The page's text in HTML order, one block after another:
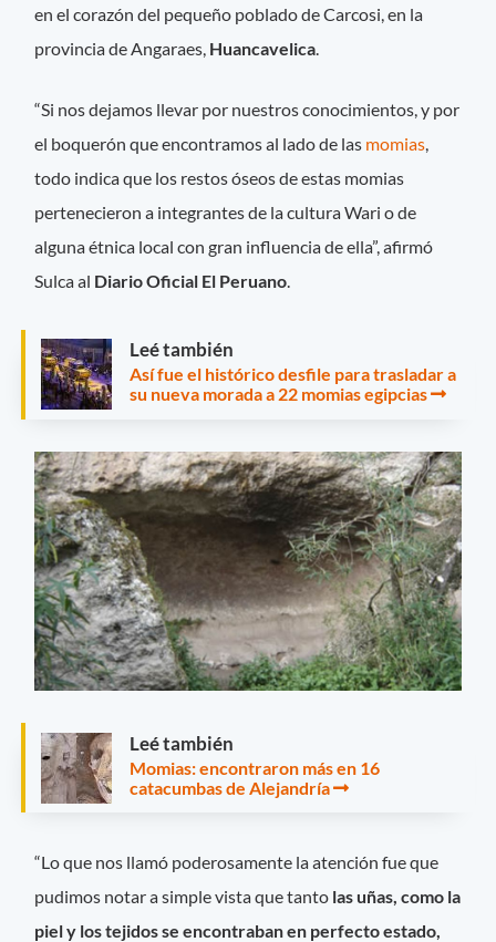
en el corazón del pequeño poblado de Carcosi, en la
provincia de Angaraes, Huancavelica.
“Si nos dejamos llevar por nuestros conocimientos, y por
el boquerón que encontramos al lado de las momias,
todo indica que los restos óseos de estas momias
pertenecieron a integrantes de la cultura Wari o de
alguna étnica local con gran influencia de ella”, afirmó
Sulca al Diario Oficial El Peruano.
Leé también
Así fue el histórico desfile para trasladar a
su nueva morada a 22 momias egipcias
Leé también
Momias: encontraron más en 16
catacumbas de Alejandría
“Lo que nos llamó poderosamente la atención fue que
pudimos notar a simple vista que tanto las uñas, como la
piel y los tejidos se encontraban en perfecto estado,